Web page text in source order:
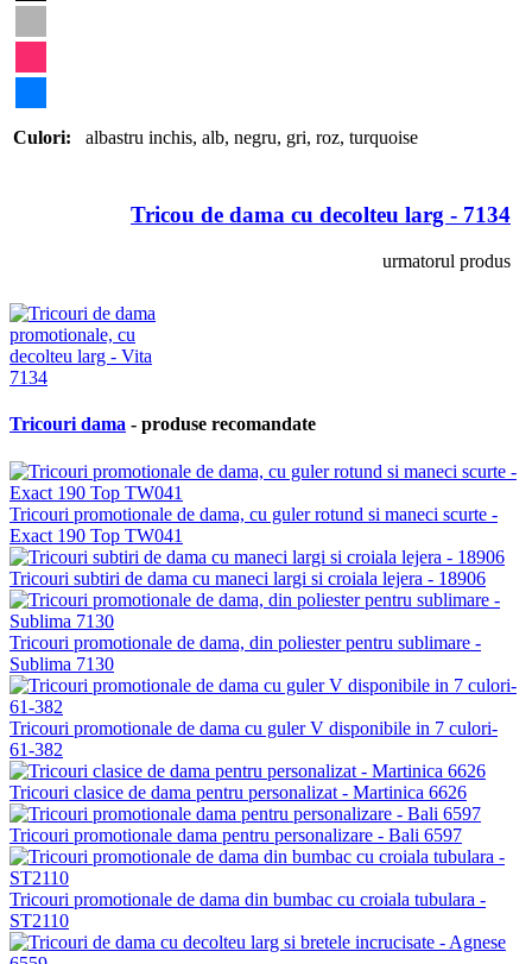
Culori: albastru inchis, alb, negru, gri, roz, turquoise
Tricou de dama cu decolteu larg - 7134
urmatorul produs
Tricouri dama - produse recomandate
Tricouri promotionale de dama, cu guler rotund si maneci scurte -
Exact 190 Top TW041
Tricouri subtiri de dama cu maneci largi si croiala lejera - 18906
Tricouri promotionale de dama, din poliester pentru sublimare -
Sublima 7130
Tricouri promotionale de dama cu guler V disponibile in 7 culori-
61-382
Tricouri clasice de dama pentru personalizat - Martinica 6626
Tricouri promotionale dama pentru personalizare - Bali 6597
Tricouri promotionale de dama din bumbac cu croiala tubulara -
ST2110